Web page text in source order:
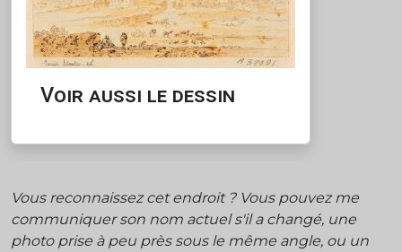
Voir aussi le dessin
Vous reconnaissez cet endroit ? Vous pouvez me
communiquer son nom actuel s'il a changé, une
photo prise à peu près sous le même angle, ou un